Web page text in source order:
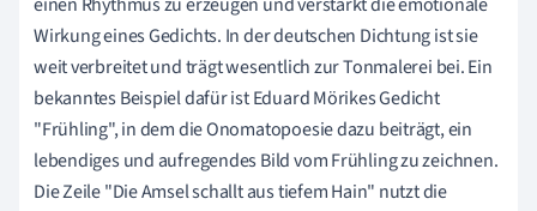
Wirkung eines Gedichts. In der deutschen Dichtung ist sie
weit verbreitet und trägt wesentlich zur Tonmalerei bei. Ein
bekanntes Beispiel dafür ist Eduard Mörikes Gedicht
"Frühling", in dem die Onomatopoesie dazu beiträgt, ein
lebendiges und aufregendes Bild vom Frühling zu zeichnen.
Die Zeile "Die Amsel schallt aus tiefem Hain" nutzt die